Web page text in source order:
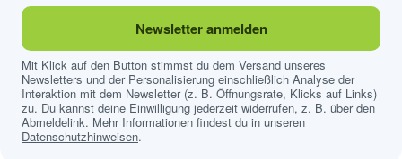
Newsletter anmelden
Mit Klick auf den Button stimmst du dem Versand unseres
Newsletters und der Personalisierung einschließlich Analyse der
Interaktion mit dem Newsletter (z. B. Öffnungsrate, Klicks auf Links)
zu. Du kannst deine Einwilligung jederzeit widerrufen, z. B. über den
Abmeldelink. Mehr Informationen findest du in unseren
Datenschutzhinweisen.